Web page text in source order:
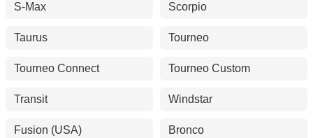
S-Max Scorpio
Taurus Tourneo
Tourneo Connect Tourneo Custom
Transit Windstar
Fusion (USA) Bronco